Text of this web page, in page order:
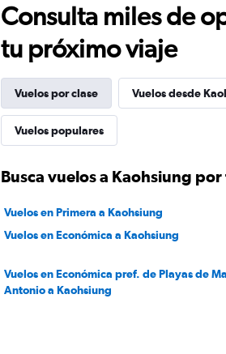
Consulta miles de
tu próximo viaje
Vuelos por clase Vuelos desde
Vuelos populares
Busca vuelos a Kaohsiung
Vuelos en Primera a Kaohsiung
Vuelos en Económica a Kaohsiung
Vuelos en Económica pref. de Playas de
Antonio a Kaohsiung